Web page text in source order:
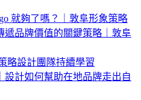
就夠了嗎？｜敦阜形象策略
遞品牌價值的關鍵策略｜敦阜
略設計團隊持續學習
設計如何幫助在地品牌走出自